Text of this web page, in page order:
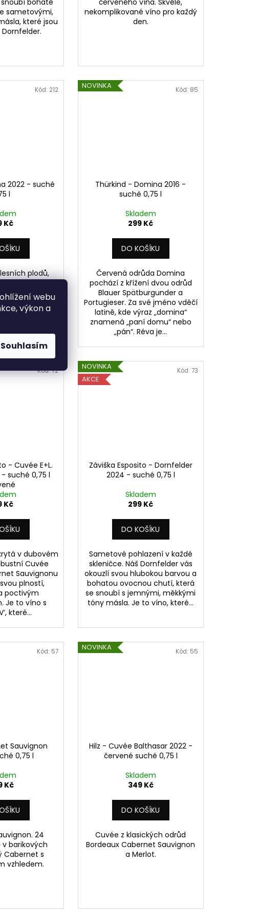
webu
výkon a
Souhlasím
bohaté
sametovými,
které jsou
červeného vína. Skvělé,
nekomplikované víno pro každý
den.
2022 - suché
l
Kč
plodů,
Zrálo ve
sudech.
vína ve zlatě
Kód: 212 NOVINKA
Thürkind - Domina 2016 -
suché 0,75 l
Skladem
299 Kč
DO KOŠÍKU
Červená odrůda Domina
pochází z křížení dvou odrůd
Blauer Spätburgunder a
Portugieser. Za své jméno vděčí
latině, kde výraz „domina“
znamená „paní domu“ nebo
„pán“. Réva je...
Kód: 85
- Cuvée E+L.
- suché 0,75 l
Kč
v dubovém
Cuvée
Sauvignonu
plností,
poctivým
Je to víno s
které...
Kód:72
NOVINKA
AKCE
Záviška Esposito - Dornfelder
2024 - suché 0,75 l
Skladem
299 Kč
DO KOŠÍKU
Sametové pohlazení v každé
skleničce. Náš Dornfelder vás
okouzlí svou hlubokou barvou a
bohatou ovocnou chutí, která
se snoubí s jemnými, měkkými
tóny másla. Je to víno, které...
Kód: 73
Sauvignon
0,75 l
Kč
24
barikových
Cabernet s
vzhledem.
Kód: 57 NOVINKA
Hilz - Cuvée Balthasar 2022 -
červené suché 0,75 l
Skladem
349 Kč
DO KOŠÍKU
Cuvée z klasických odrůd
Bordeaux Cabernet Sauvignon
a Merlot.
Kód: 55